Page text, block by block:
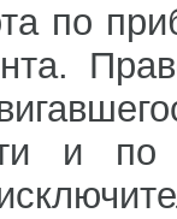
по
и